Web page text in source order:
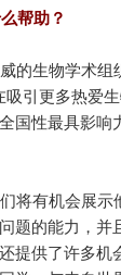
帮助？
的生物学术组
引更多热爱
国性最具影响
将有机会展示
题的能力，并
提供了许多机